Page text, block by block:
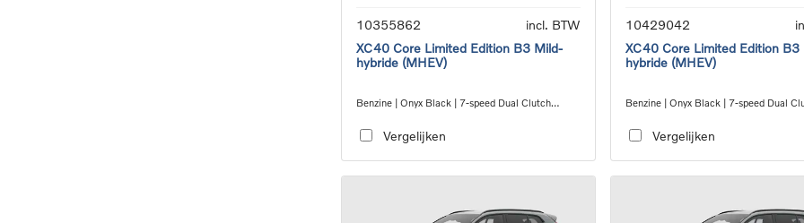
10355862
incl. BTW
XC40 Core Limited Edition B3 Mild-
hybride (MHEV)
Benzine | Onyx Black | 7-speed Dual Clutch
Vergelijken
10429042
XC40 Core Limited Edition B3
hybride (MHEV)
Benzine | Onyx Black | 7-speed Dual
Vergelijken